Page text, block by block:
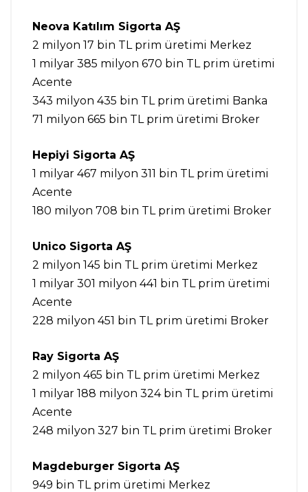
Neova Katılım Sigorta AŞ
2 milyon 17 bin TL prim üretimi Merkez
1 milyar 385 milyon 670 bin TL prim üretimi
Acente
343 milyon 435 bin TL prim üretimi Banka
71 milyon 665 bin TL prim üretimi Broker
Hepiyi Sigorta AŞ
1 milyar 467 milyon 311 bin TL prim üretimi
Acente
180 milyon 708 bin TL prim üretimi Broker
Unico Sigorta AŞ
2 milyon 145 bin TL prim üretimi Merkez
1 milyar 301 milyon 441 bin TL prim üretimi
Acente
228 milyon 451 bin TL prim üretimi Broker
Ray Sigorta AŞ
2 milyon 465 bin TL prim üretimi Merkez
1 milyar 188 milyon 324 bin TL prim üretimi
Acente
248 milyon 327 bin TL prim üretimi Broker
Magdeburger Sigorta AŞ
949 bin TL prim üretimi Merkez